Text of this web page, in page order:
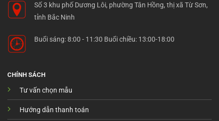
Số 3 khu phố Dương Lôi, phường Tân Hồng, thị xã Từ Sơn,
tỉnh Bắc Ninh
Buổi sáng: 8:00 - 11:30 Buổi chiều: 13:00-18:00
CHÍNH SÁCH
Tư vấn chọn mẫu
Hướng dẫn thanh toán